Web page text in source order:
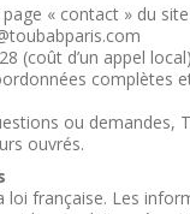
« contact » du
(coût d’un appel
complètes
ou demandes,
ouvrés.
française. Les